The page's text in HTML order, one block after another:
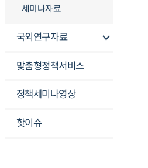
세미나자료
국외연구자료
맞춤형정책서비스
정책세미나영상
핫이슈